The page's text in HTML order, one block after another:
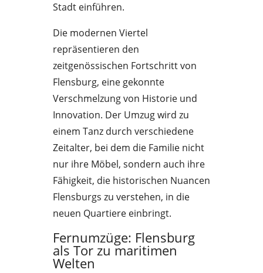
Stadt einführen.
Die modernen Viertel
repräsentieren den
zeitgenössischen Fortschritt von
Flensburg, eine gekonnte
Verschmelzung von Historie und
Innovation. Der Umzug wird zu
einem Tanz durch verschiedene
Zeitalter, bei dem die Familie nicht
nur ihre Möbel, sondern auch ihre
Fähigkeit, die historischen Nuancen
Flensburgs zu verstehen, in die
neuen Quartiere einbringt.
Fernumzüge: Flensburg
als Tor zu maritimen
Welten